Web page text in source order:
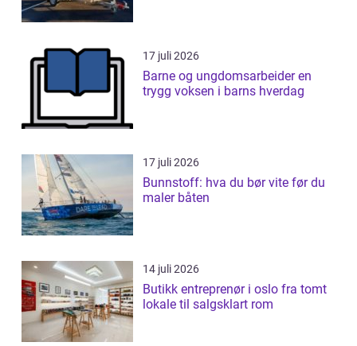
17 juli 2026
Barne og ungdomsarbeider en
trygg voksen i barns hverdag
17 juli 2026
Bunnstoff: hva du bør vite før du
maler båten
14 juli 2026
Butikk entreprenør i oslo fra tomt
lokale til salgsklart rom